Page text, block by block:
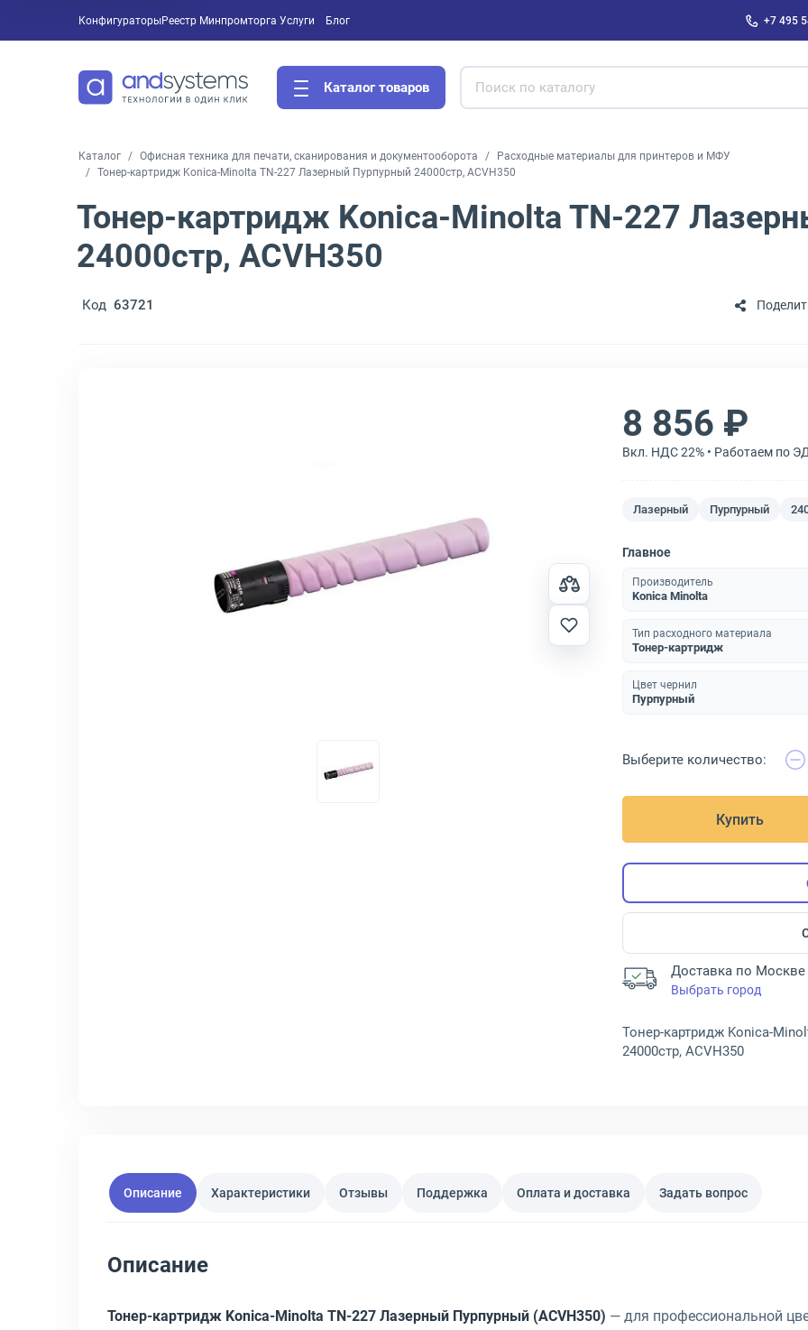
Конфигураторы Услуги
Реестр Минпромторга Блог +7 495
Каталог товаров
Каталог Офисная техника для печати, сканирования и документооборота
Расходные материалы для принтеров и МФУ
Тонер-картридж Konica-Minolta TN-227 Лазерный Пурпурный 24000стр, ACVH350
Тонер-картридж Konica-Minolta TN-227
24000стр, ACVH350
Код 63721
8 856 ₽
Вкл. НДС 22% • Работаем по
Лазерный Пурпурный
Главное
Производитель
Konica Minolta
Тип расходного материала
Тонер-картридж
Цвет чернил
Пурпурный
Выберите количество:
Купить
Доставка по Москве
Выбрать город
Тонер-картридж Konica-
24000стр, ACVH350
Описание Характеристики Отзывы Поддержка Оплата и доставка Задать вопрос
Описание
Тонер-картридж Konica-Minolta TN-227 Лазерный Пурпурный (ACVH350) — для профессиональной